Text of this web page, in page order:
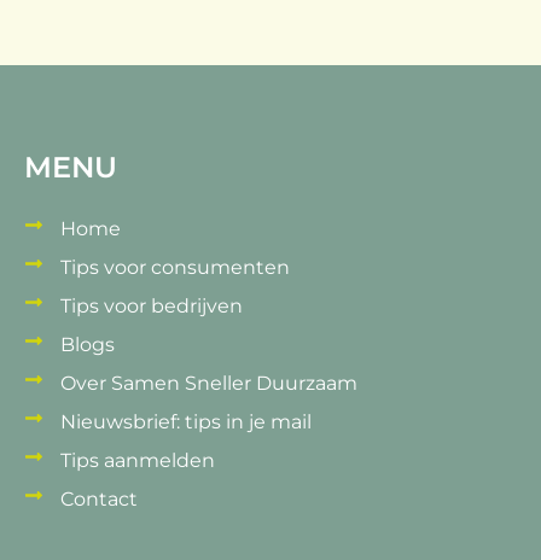
MENU
Home
Tips voor consumenten
Tips voor bedrijven
Blogs
Over Samen Sneller Duurzaam
Nieuwsbrief: tips in je mail
Tips aanmelden
Contact